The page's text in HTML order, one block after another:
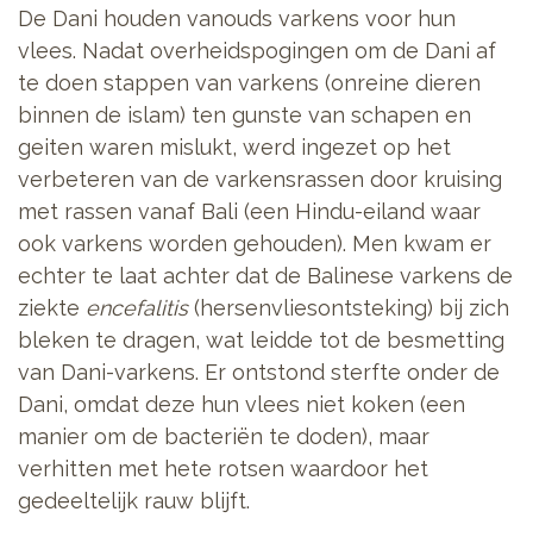
De Dani houden vanouds varkens voor hun
vlees. Nadat overheidspogingen om de Dani af
te doen stappen van varkens (onreine dieren
binnen de islam) ten gunste van schapen en
geiten waren mislukt, werd ingezet op het
verbeteren van de varkensrassen door kruising
met rassen vanaf Bali (een Hindu-eiland waar
ook varkens worden gehouden). Men kwam er
echter te laat achter dat de Balinese varkens de
ziekte encefalitis(hersenvliesontsteking) bij zich
bleken te dragen, wat leidde tot de besmetting
van Dani-varkens. Er ontstond sterfte onder de
Dani, omdat deze hun vlees niet koken (een
manier om de bacteriën te doden), maar
verhitten met hete rotsen waardoor het
gedeeltelijk rauw blijft.